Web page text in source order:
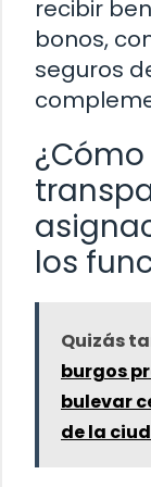
recibir
bonos,
seguros
los
Quizás
burgos
bulevar
de la